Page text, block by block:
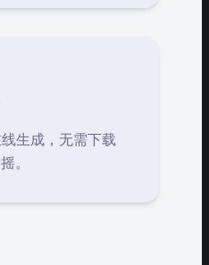
生成，无需下载
。